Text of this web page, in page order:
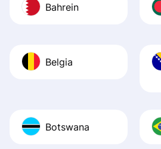
Bahrein
Belgia
Botswana